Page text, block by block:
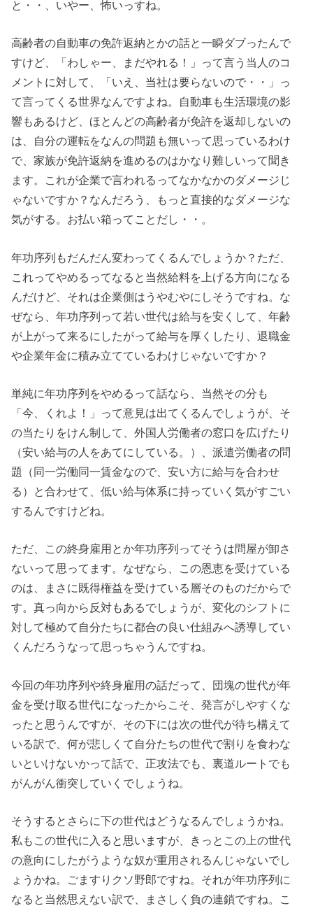
と・・、いやー、怖いっすね。
高齢者の自動車の免許返納とかの話と一瞬ダブったんで
すけど、「わしゃー、まだやれる！」って言う当人のコ
メントに対して、「いえ、当社は要らないので・・」っ
て言ってくる世界なんですよね。自動車も生活環境の影
響もあるけど、ほとんどの高齢者が免許を返却しないの
は、自分の運転をなんの問題も無いって思っているわけ
で、家族が免許返納を進めるのはかなり難しいって聞き
ます。これが企業で言われるってなかなかのダメージじ
ゃないですか？なんだろう、もっと直接的なダメージな
気がする。お払い箱ってことだし・・。
年功序列もだんだん変わってくるんでしょうか？ただ、
これってやめるってなると当然給料を上げる方向になる
んだけど、それは企業側はうやむやにしそうですね。な
ぜなら、年功序列って若い世代は給与を安くして、年齢
が上がって来るにしたがって給与を厚くしたり、退職金
や企業年金に積み立てているわけじゃないですか？
単純に年功序列をやめるって話なら、当然その分も
「今、くれよ！」って意見は出てくるんでしょうが、そ
の当たりをけん制して、外国人労働者の窓口を広げたり
（安い給与の人をあてにしている。）、派遣労働者の問
題（同一労働同一賃金なので、安い方に給与を合わせ
る）と合わせて、低い給与体系に持っていく気がすごい
するんですけどね。
ただ、この終身雇用とか年功序列ってそうは問屋が卸さ
ないって思ってます。なぜなら、この恩恵を受けている
のは、まさに既得権益を受けている層そのものだからで
す。真っ向から反対もあるでしょうが、変化のシフトに
対して極めて自分たちに都合の良い仕組みへ誘導してい
くんだろうなって思っちゃうんですね。
今回の年功序列や終身雇用の話だって、団塊の世代が年
金を受け取る世代になったからこそ、発言がしやすくな
ったと思うんですが、その下には次の世代が待ち構えて
いる訳で、何が悲しくて自分たちの世代で割りを食わな
いといけないかって話で、正攻法でも、裏道ルートでも
がんがん衝突していくでしょうね。
そうするとさらに下の世代はどうなるんでしょうかね。
私もこの世代に入ると思いますが、きっとこの上の世代
の意向にしたがうような奴が重用されるんじゃないでし
ょうかね。ごますりクソ野郎ですね。それが年功序列に
なると当然思えない訳で、まさしく負の連鎖ですね。こ